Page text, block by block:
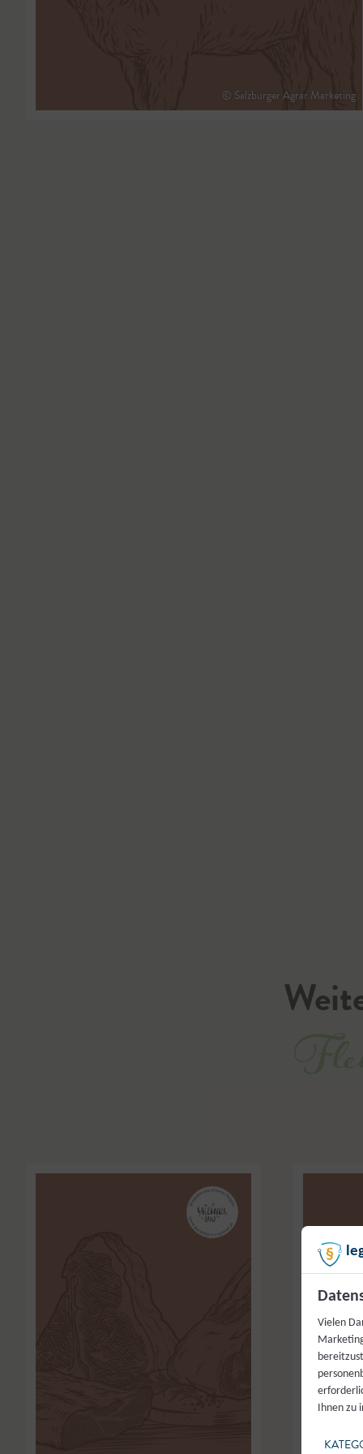
© Salzburger Agrar Marketing
Vielen
Ihnen zu